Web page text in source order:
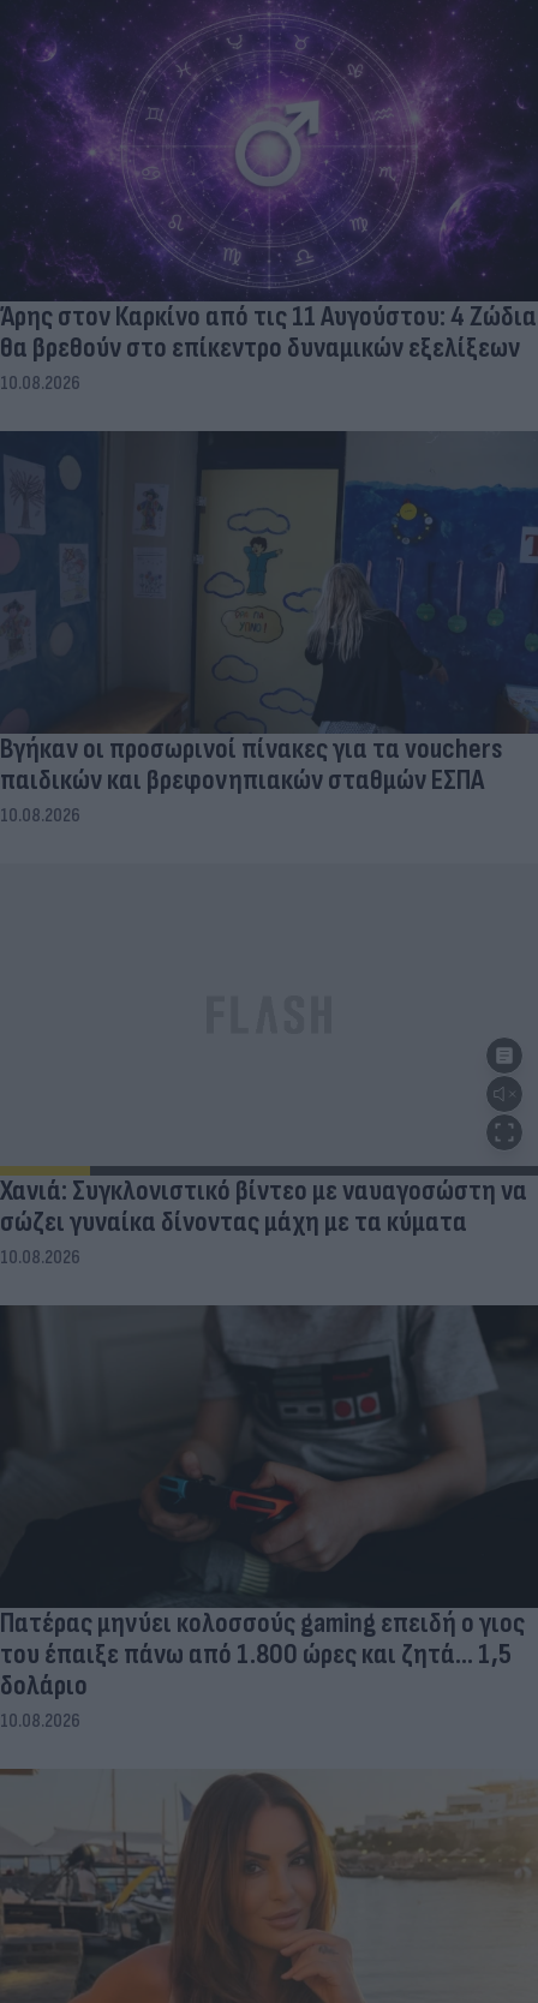
Άρης στον Καρκίνο από τις 11 Αυγούστου: 4 Ζώδια
θα βρεθούν στο επίκεντρο δυναμικών εξελίξεων
10.08.2026
Βγήκαν οι προσωρινοί πίνακες για τα vouchers
παιδικών και βρεφονηπιακών σταθμών ΕΣΠΑ
10.08.2026
Χανιά: Συγκλονιστικό βίντεο με ναυαγοσώστη να
σώζει γυναίκα δίνοντας μάχη με τα κύματα
10.08.2026
Πατέρας μηνύει κολοσσούς gaming επειδή ο γιος
του έπαιξε πάνω από 1.800 ώρες και ζητά... 1,5
δολάριο
10.08.2026